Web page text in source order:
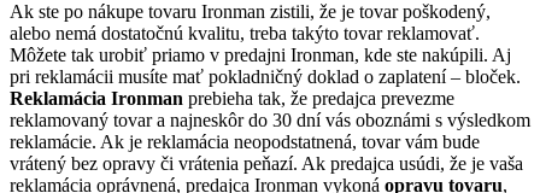
Ak ste po nákupe tovaru Ironman zistili, že je tovar poškodený,
alebo nemá dostatočnú kvalitu, treba takýto tovar reklamovať.
Môžete tak urobiť priamo v predajni Ironman, kde ste nakúpili. Aj
pri reklamácii musíte mať pokladničný doklad o zaplatení – bloček.
Reklamácia Ironman prebieha tak, že predajca prevezme
reklamovaný tovar a najneskôr do 30 dní vás oboznámi s výsledkom
reklamácie. Ak je reklamácia neopodstatnená, tovar vám bude
vrátený bez opravy či vrátenia peňazí. Ak predajca usúdi, že je vaša
reklamácia oprávnená, predajca Ironman vykoná opravu tovaru,